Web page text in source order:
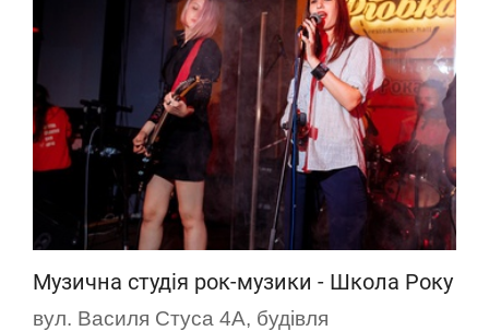
Музична студія рок-музики - Школа Року
вул. Василя Стуса 4А, будівля